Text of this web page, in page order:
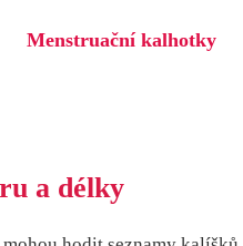
Menstruační kalhotky
a délky